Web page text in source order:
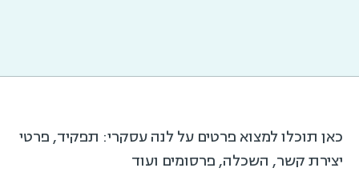
כאן תוכלו למצוא פרטים על לנה עסקרי: תפקיד, פרטי
יצירת קשר, השכלה, פרסומים ועוד